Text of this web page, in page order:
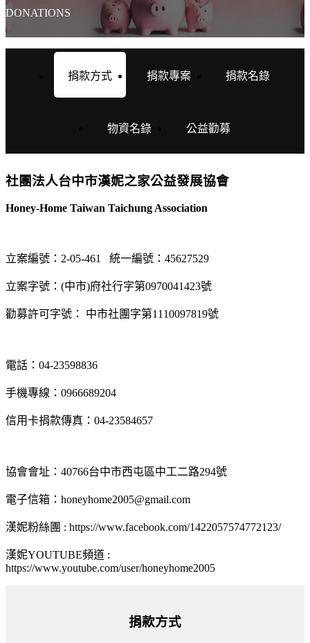
DONATIONS
捐款方式 捐款專案 捐款名錄
物資名錄 公益勸募
社團法人台中市漢妮之家公益發展協會
Honey-Home Taiwan Taichung Association
立案編號：2-05-461 統一編號：45627529
立案字號：(中市)府社行字第0970041423號
勸募許可字號： 中市社團字第1110097819號
電話：04-23598836
手機專線：0966689204
信用卡捐款傳真：04-23584657
協會會址：40766台中市西屯區中工二路294號
電子信箱：honeyhome2005@gmail.com
漢妮粉絲團 : https://www.facebook.com/1422057574772123/
漢妮YOUTUBE頻道 :
https://www.youtube.com/user/honeyhome2005
捐款方式